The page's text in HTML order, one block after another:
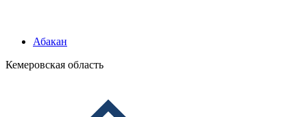
Абакан
Кемеровская область